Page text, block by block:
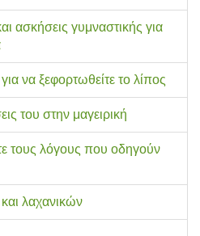
ασκήσεις γυμναστικής για
να ξεφορτωθείτε το λίπος
του στην μαγειρική
τους λόγους που οδηγούν
λαχανικών